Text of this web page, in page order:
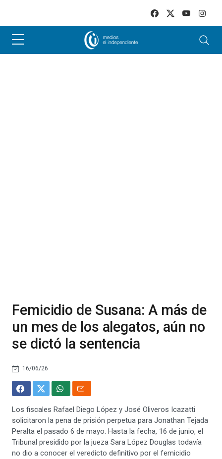
Femicidio de Susana: A más de
un mes de los alegatos, aún no
se dictó la sentencia
16/06/26
Los fiscales Rafael Diego López y José Oliveros Icazatti
solicitaron la pena de prisión perpetua para Jonathan Tejada
Peralta el pasado 6 de mayo. Hasta la fecha, 16 de junio, el
Tribunal presidido por la jueza Sara López Douglas todavía
no dio a conocer el veredicto definitivo por el femicidio